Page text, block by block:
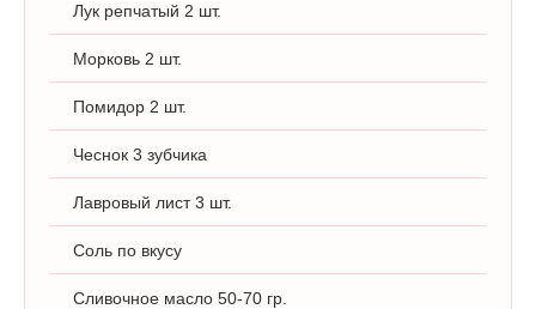
Лук репчатый 2 шт.
Морковь 2 шт.
Помидор 2 шт.
Чеснок 3 зубчика
Лавровый лист 3 шт.
Соль по вкусу
Сливочное масло 50-70 гр.